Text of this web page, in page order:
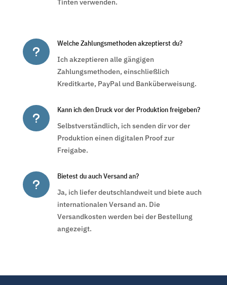
Tinten verwenden.
u
Welche Zahlungsmethoden akzeptierst du?
Ich akzeptieren alle gängigen
Zahlungsmethoden, einschließlich
Kreditkarte, PayPal und Banküberweisung.
u
Kann ich den Druck vor der Produktion freigeben?
Selbstverständlich, ich senden dir vor der
Produktion einen digitalen Proof zur
Freigabe.
u
Bietest du auch Versand an?
Ja, ich liefer deutschlandweit und biete auch
internationalen Versand an. Die
Versandkosten werden bei der Bestellung
angezeigt.